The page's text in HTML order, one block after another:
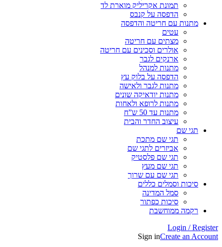
תמונת אקריליק מוארת לד
הדפסה על קנבס
מתנות עם חריטה והדפסה
עטים
מצתים עם חריטה
אולרים וסכינים עם חריטה
ארנקים לגבר
מתנות למנהל
הדפסה על בלוק עץ
מתנות לגבר ולאישה
מתנות יודאיקה שונים
מתנות לרופא ולאחות
מתנות עד 50 ש”ח
עיצוב החדר והבית
תגי שם
תגי שם מתכת
אביזרים לתגי שם
תגי שם פלסטיק
תגי שם מעץ
תגי שם עם שרוך
סיכות וסמלים כללים
סמל המדינה
סיכות כפתור
רקמה ממוחשבת
Login / Register
Sign inCreate an Account